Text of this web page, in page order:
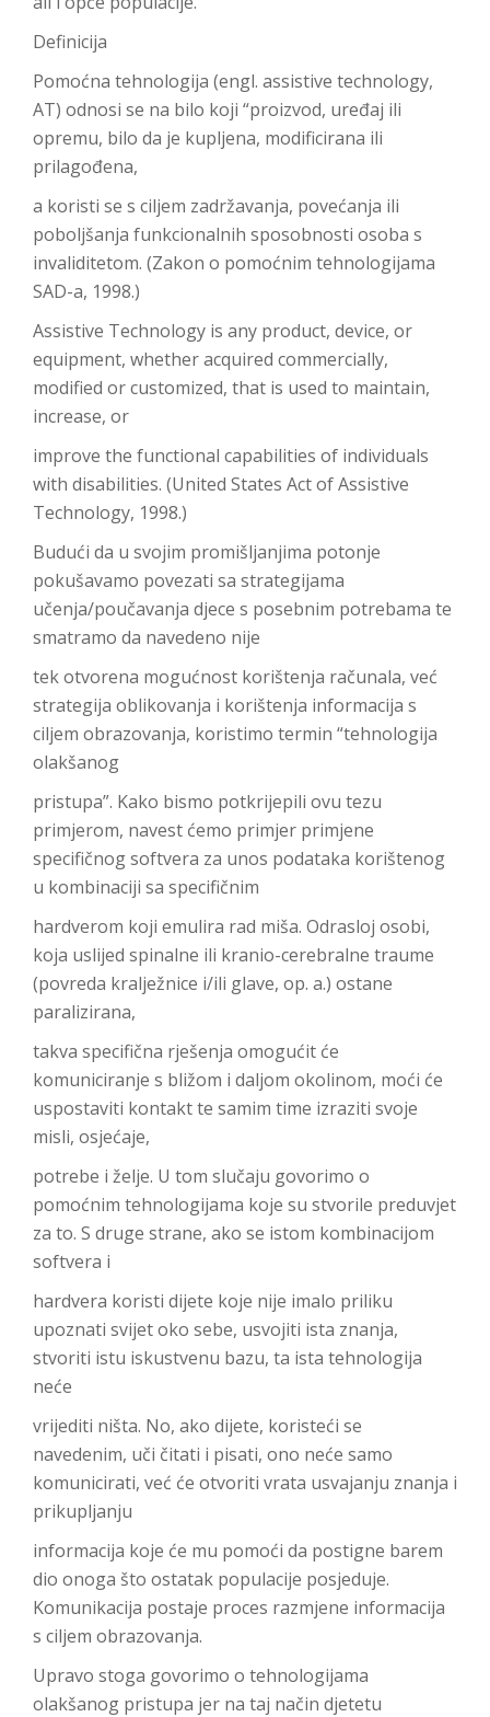
Definicija
Pomoćna tehnologija (engl. assistive technology,
AT) odnosi se na bilo koji “proizvod, uređaj ili
opremu, bilo da je kupljena, modificirana ili
prilagođena,
a koristi se s ciljem zadržavanja, povećanja ili
poboljšanja funkcionalnih sposobnosti osoba s
invaliditetom. (Zakon o pomoćnim tehnologijama
SAD-a, 1998.)
Assistive Technology is any product, device, or
equipment, whether acquired commercially,
modified or customized, that is used to maintain,
increase, or
improve the functional capabilities of individuals
with disabilities. (United States Act of Assistive
Technology, 1998.)
Budući da u svojim promišljanjima potonje
pokušavamo povezati sa strategijama
učenja/poučavanja djece s posebnim potrebama te
smatramo da navedeno nije
tek otvorena mogućnost korištenja računala, već
strategija oblikovanja i korištenja informacija s
ciljem obrazovanja, koristimo termin “tehnologija
olakšanog
pristupa”. Kako bismo potkrijepili ovu tezu
primjerom, navest ćemo primjer primjene
specifičnog softvera za unos podataka korištenog
u kombinaciji sa specifičnim
hardverom koji emulira rad miša. Odrasloj osobi,
koja uslijed spinalne ili kranio-cerebralne traume
(povreda kralježnice i/ili glave, op. a.) ostane
paralizirana,
takva specifična rješenja omogućit će
komuniciranje s bližom i daljom okolinom, moći će
uspostaviti kontakt te samim time izraziti svoje
misli, osjećaje,
potrebe i želje. U tom slučaju govorimo o
pomoćnim tehnologijama koje su stvorile preduvjet
za to. S druge strane, ako se istom kombinacijom
softvera i
hardvera koristi dijete koje nije imalo priliku
upoznati svijet oko sebe, usvojiti ista znanja,
stvoriti istu iskustvenu bazu, ta ista tehnologija
neće
vrijediti ništa. No, ako dijete, koristeći se
navedenim, uči čitati i pisati, ono neće samo
komunicirati, već će otvoriti vrata usvajanju znanja i
prikupljanju
informacija koje će mu pomoći da postigne barem
dio onoga što ostatak populacije posjeduje.
Komunikacija postaje proces razmjene informacija
s ciljem obrazovanja.
Upravo stoga govorimo o tehnologijama
olakšanog pristupa jer na taj način djetetu